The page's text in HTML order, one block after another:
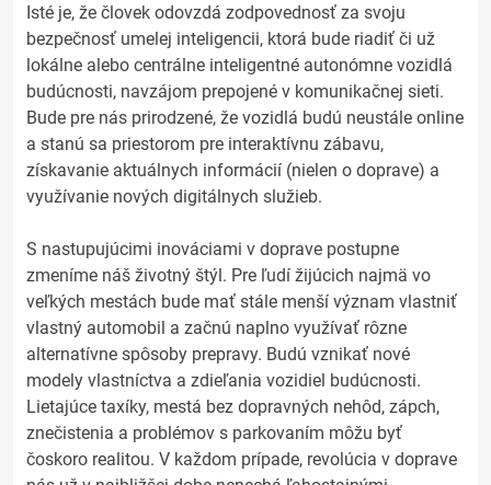
Isté je, že človek odovzdá zodpovednosť za svoju
bezpečnosť umelej inteligencii, ktorá bude riadiť či už
lokálne alebo centrálne inteligentné autonómne vozidlá
budúcnosti, navzájom prepojené v komunikačnej sieti.
Bude pre nás prirodzené, že vozidlá budú neustále online
a stanú sa priestorom pre interaktívnu zábavu,
získavanie aktuálnych informácií (nielen o doprave) a
využívanie nových digitálnych služieb.
S nastupujúcimi inováciami v doprave postupne
zmeníme náš životný štýl. Pre ľudí žijúcich najmä vo
veľkých mestách bude mať stále menší význam vlastniť
vlastný automobil a začnú naplno využívať rôzne
alternatívne spôsoby prepravy. Budú vznikať nové
modely vlastníctva a zdieľania vozidiel budúcnosti.
Lietajúce taxíky, mestá bez dopravných nehôd, zápch,
znečistenia a problémov s parkovaním môžu byť
čoskoro realitou. V každom prípade, revolúcia v doprave